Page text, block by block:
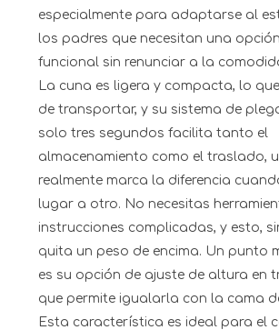
especialmente para adaptarse al
los padres que necesitan una
funcional sin renunciar a la
La cuna es ligera y compacta, lo
de transportar, y su sistema de
solo tres segundos facilita tanto el
almacenamiento como el traslado,
realmente marca la diferencia
lugar a otro. No necesitas
instrucciones complicadas, y esto,
quita un peso de encima. Un punto
es su opción de ajuste de altura en
que permite igualarla con la cama
Esta característica es ideal para el